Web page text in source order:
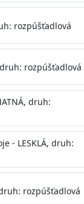
podľa RAL,
do 10%
alebo
ďalšiu
predlžuje.
a nad
rozpúšťadlová
rozpúšťadlová
druh:
- LESKLÁ, druh:
rozpúšťadlová